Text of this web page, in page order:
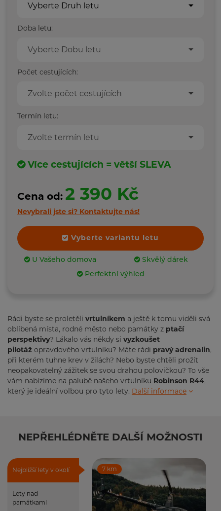
Vyberte Druh letu
Doba letu:
Vyberte Dobu letu
Počet cestujících:
Zvolte počet cestujících
Termín letu:
Zvolte termín letu
Více cestujících = větší SLEVA
Cena od: 2 390 Kč
Nevybrali jste si? Kontaktujte nás!
Vyberte variantu letu
U Vašeho domova
Skvělý dárek
Perfektní výhled
Rádi byste se proletěli vrtulníkem a ještě k tomu viděli svá
oblíbená místa, rodné město nebo památky z ptačí
perspektivy? Lákalo vás někdy si vyzkoušet
pilotáž opravdového vrtulníku? Máte rádi pravý adrenalin,
při kterém tuhne krev v žilách? Nebo byste chtěli prožít
neopakovatelný zážitek se svou drahou polovičkou? To vše
vám nabízíme na palubě našeho vrtulníku Robinson R44,
který je ideální volbou pro tyto lety. Další informace
NEPŘEHLÉDNĚTE DALŠÍ MOŽNOSTI
Nejbližší lety v okolí
Lety nad
památkami
7 km